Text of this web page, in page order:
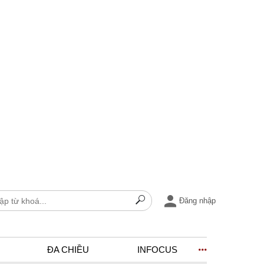
Đăng nhập
ĐA CHIỀU INFOCUS